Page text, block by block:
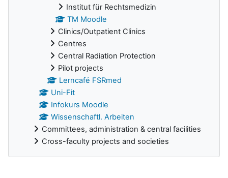
Institut für Rechtsmedizin
TM Moodle
Clinics/Outpatient Clinics
Centres
Central Radiation Protection
Pilot projects
Lerncafé FSRmed
Uni-Fit
Infokurs Moodle
Wissenschaftl. Arbeiten
Committees, administration & central facilities
Cross-faculty projects and societies